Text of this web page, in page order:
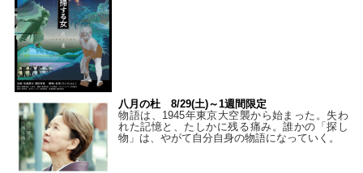
八月の杜 8/29(土)～1週間限定
物語は、1945年東京大空襲から始まった。失わ
れた記憶と、たしかに残る痛み。誰かの「探し
物」は、やがて自分自身の物語になっていく。